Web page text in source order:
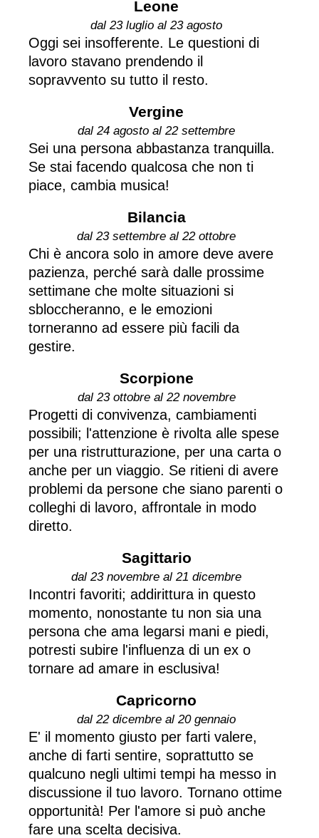
Leone
dal 23 luglio al 23 agosto
Oggi sei insofferente. Le questioni di
lavoro stavano prendendo il
sopravvento su tutto il resto.
Vergine
dal 24 agosto al 22 settembre
Sei una persona abbastanza tranquilla.
Se stai facendo qualcosa che non ti
piace, cambia musica!
Bilancia
dal 23 settembre al 22 ottobre
Chi è ancora solo in amore deve avere
pazienza, perché sarà dalle prossime
settimane che molte situazioni si
sbloccheranno, e le emozioni
torneranno ad essere più facili da
gestire.
Scorpione
dal 23 ottobre al 22 novembre
Progetti di convivenza, cambiamenti
possibili; l'attenzione è rivolta alle spese
per una ristrutturazione, per una carta o
anche per un viaggio. Se ritieni di avere
problemi da persone che siano parenti o
colleghi di lavoro, affrontale in modo
diretto.
Sagittario
dal 23 novembre al 21 dicembre
Incontri favoriti; addirittura in questo
momento, nonostante tu non sia una
persona che ama legarsi mani e piedi,
potresti subire l'influenza di un ex o
tornare ad amare in esclusiva!
Capricorno
dal 22 dicembre al 20 gennaio
E' il momento giusto per farti valere,
anche di farti sentire, soprattutto se
qualcuno negli ultimi tempi ha messo in
discussione il tuo lavoro. Tornano ottime
opportunità! Per l'amore si può anche
fare una scelta decisiva.